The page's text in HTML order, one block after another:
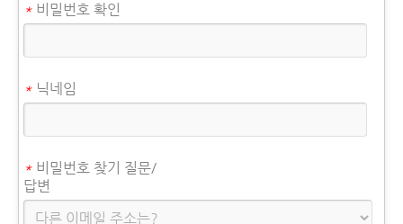
* 비밀번호 확인
* 닉네임
* 비밀번호 찾기 질문/
답변